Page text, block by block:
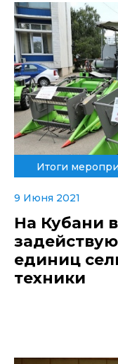
Итоги
9 Июня 2021
На Кубани
единиц
техники